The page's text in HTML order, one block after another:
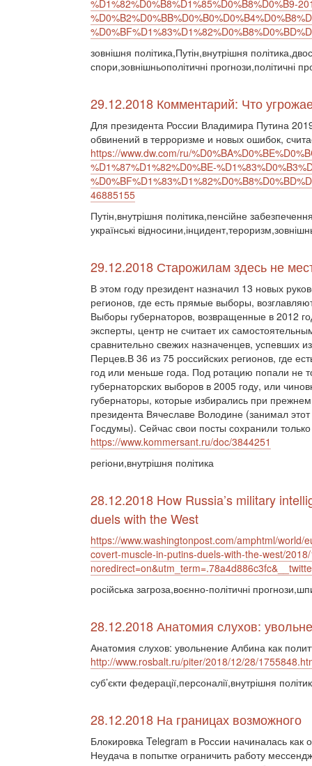
%D1%82%D0%B8%D1%85%D0%B8%D0%B9-
зовнішня політика,Путін,внутрішня
спори,зовнішньополітичні прогнози,політичні
29.12.2018 Комментарий: Что
Для президента России Владимира Путина
обвинений в терроризме и новых ошибок,
https://www.dw.com/ru/
%D1%87%D1%82%D0%BE-
46885155
Путін,внутрішня політика,пенсійне
українські
29.12.2018 Старожилам здесь не
В этом году президент назначил 13 новых
регионов, где есть прямые выборы,
Выборы губернаторов, возвращенные в 2012
эксперты, центр не считает их
сравнительно свежих назначенцев, успевших
Перцев.В 36 из 75 российских регионов, где
год или меньше года. Под ротацию попали не
губернаторских выборов в 2005 году, или
губернаторы, которые избирались при
президента Вячеславе Володине (занимал
Госдумы). Сейчас свои посты сохранили
https://www.kommersant.ru/doc/3844251
регіони,внутрішня політика
28.12.2018 How Russia’s military
duels with the West
https://www.washingtonpost.com/amphtml/
covert-muscle-in-putins-duels-with-the-west/
російська загроза,воєнно-політичні
28.12.2018 Анатомия слухов:
Анатомия слухов: увольнение Албина как
http://www.rosbalt.ru/piter/2018/12/28/
суб’єкти федерації,персоналії,внутрішня
28.12.2018 На границах возможного
Блокировка Telegram в России начиналась
Неудача в попытке ограничить работу